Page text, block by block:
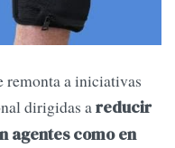
remonta a iniciativas
dirigidas areducir
agentes como en